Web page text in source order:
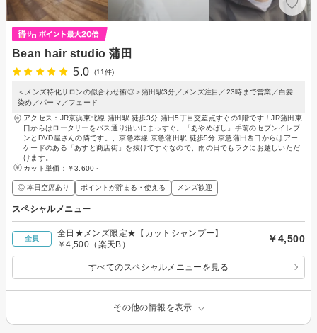
Bean hair studio 蒲田
5.0
(11件)
＜メンズ特化サロンの似合わせ術◎＞蒲田駅3分／メンズ注目／23時まで営業／白髪
染め／パーマ／フェード
アクセス：JR京浜東北線 蒲田駅 徒歩3分 蒲田5丁目交差点すぐの1階です！JR蒲田東
口からはロータリーをバス通り沿いにまっすぐ。「あやめばし」手前のセブンイレブ
ンとDVD屋さんの隣です。、京急本線 京急蒲田駅 徒歩5分 京急蒲田西口からはアー
ケードのある「あすと商店街」を抜けてすぐなので、雨の日でもラクにお越しいただ
けます。
カット単価： ￥3,600～
◎ 本日空席あり ポイントが貯まる・使える メンズ歓迎
スペシャルメニュー
全員
全日★メンズ限定★【カットシャンプー】
￥4,500（楽天B）
￥4,500
すべてのスペシャルメニューを見る
その他の情報を表示